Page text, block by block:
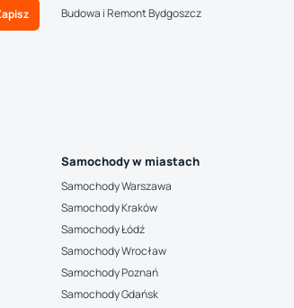
Budowa i Remont Bydgoszcz
Samochody w miastach
Samochody Warszawa
Samochody Kraków
Samochody Łódź
Samochody Wrocław
Samochody Poznań
Samochody Gdańsk